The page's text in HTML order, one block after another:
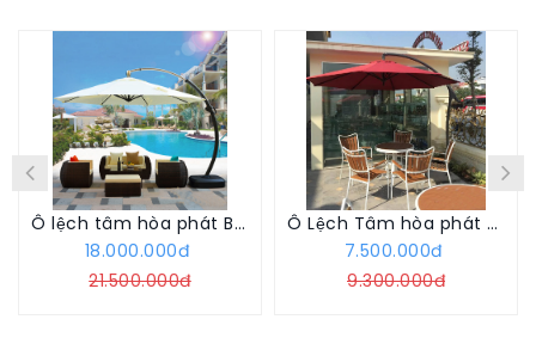
Ô lệch tâm hòa phát BA-01C
18.000.000đ
21.500.000đ
Ô Lệch Tâm hòa phát hệ Móc Câu
7.500.000đ
9.300.000đ